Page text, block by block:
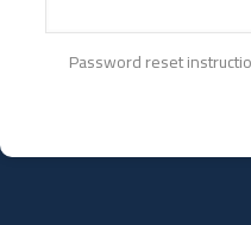
Password reset